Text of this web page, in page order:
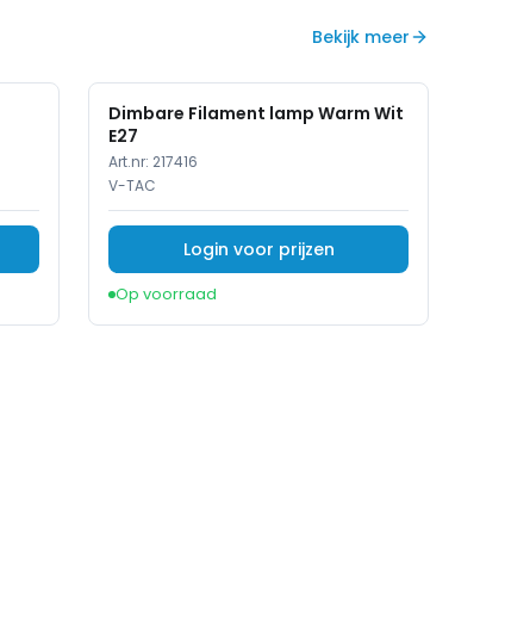
Bekijk meer
Dimbare Filament lamp Warm Wit
E27
Art.nr: 217416
V-TAC
Login voor prijzen
Op voorraad